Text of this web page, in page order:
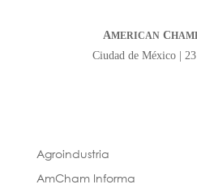
AMERICANC
Ciudad de México |
Agroindustria
AmCham Informa